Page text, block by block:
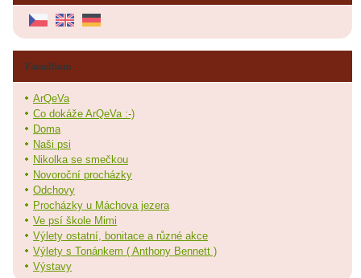
Fotoalbum
ArQeVa
Co dokáže ArQeVa :-)
Doma
Naši psi
Nikolka se smečkou
Novoroční procházky
Odchovy
Procházky u Máchova jezera
Ve psí škole Mimi
Výlety ostatní, bonitace a různé akce
Výlety s Tonánkem ( Anthony Bennett )
Výstavy